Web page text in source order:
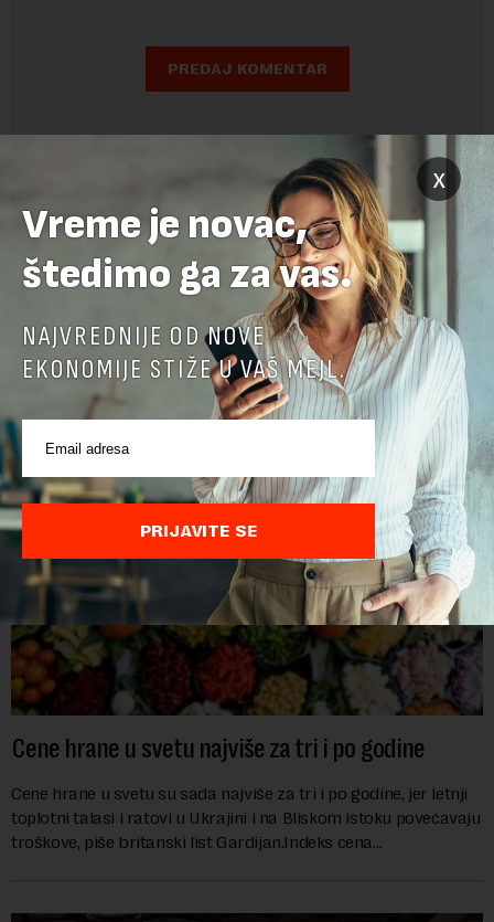
POVEZANI SADRŽAJI
Cene hrane u svetu najviše za tri i po godine
Cene hrane u svetu su sada najviše za tri i po godine, jer letnji
toplotni talasi i ratovi u Ukrajini i na Bliskom istoku povećavaju
troškove, piše britanski list Gardijan.Indeks cena
x
Vreme je novac,
štedimo ga za vas.
NAJVREDNIJE OD NOVE
EKONOMIJE STIŽE U VAŠ MEJL.
PRIJAVITE SE